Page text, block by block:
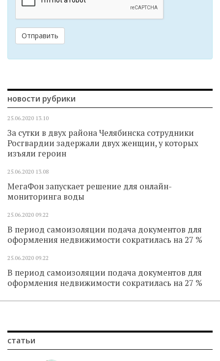
Отправить
новости рубрики
25.06.2020 13.10
За сутки в двух района Челябинска сотрудники
Росгвардии задержали двух женщин, у которых
изъяли героин
25.06.2020 13.08
МегаФон запускает решение для онлайн-
мониторинга воды
25.06.2020 09.22
В период самоизоляции подача документов для
оформления недвижимости сократилась на 27 %
25.06.2020 09.22
В период самоизоляции подача документов для
оформления недвижимости сократилась на 27 %
статьи